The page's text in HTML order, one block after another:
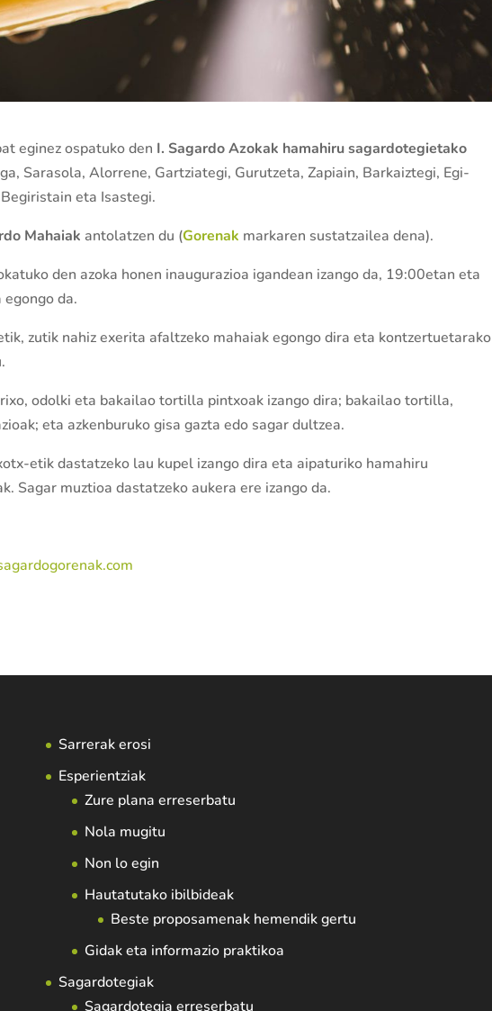
eginez ospatuko den I. Sagardo Azokak hamahiru sagardotegietako
Sarasola, Alorrene, Gartziategi, Gurutzeta, Zapiain, Barkaiztegi, Egi-
eta Isastegi.
Mahaiak antolatzen du (Gorenak markaren sustatzailea dena).
den azoka honen inaugurazioa igandean izango da, 19:00etan eta
da.
zutik nahiz exerita afaltzeko mahaiak egongo dira eta kontzertuetarako
odolki eta bakailao tortilla pintxoak izango dira; bakailao tortilla,
eta azkenburuko gisa gazta edo sagar dultzea.
etik dastatzeko lau kupel izango dira eta aipaturiko hamahiru
Sagar muztioa dastatzeko aukera ere izango da.
Sarrerak erosi
Esperientziak
Zure plana erreserbatu
Nola mugitu
Non lo egin
Hautatutako ibilbideak
Beste proposamenak hemendik gertu
Gidak eta informazio praktikoa
Sagardotegiak
Sagardotegia erreserbatu